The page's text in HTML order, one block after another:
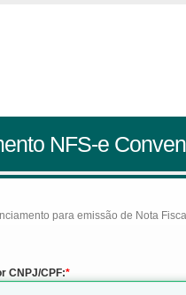
NFS-e
para emissão de Nota
CNPJ/CPF: